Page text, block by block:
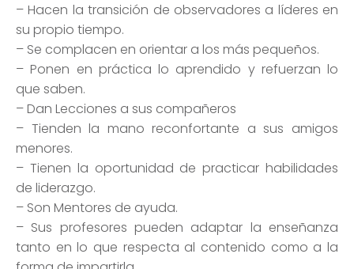
– Hacen la transición de observadores a líderes en
su propio tiempo.
– Se complacen en orientar a los más pequeños.
– Ponen en práctica lo aprendido y refuerzan lo
que saben.
– Dan Lecciones a sus compañeros
– Tienden la mano reconfortante a sus amigos
menores.
– Tienen la oportunidad de practicar habilidades
de liderazgo.
– Son Mentores de ayuda.
– Sus profesores pueden adaptar la enseñanza
tanto en lo que respecta al contenido como a la